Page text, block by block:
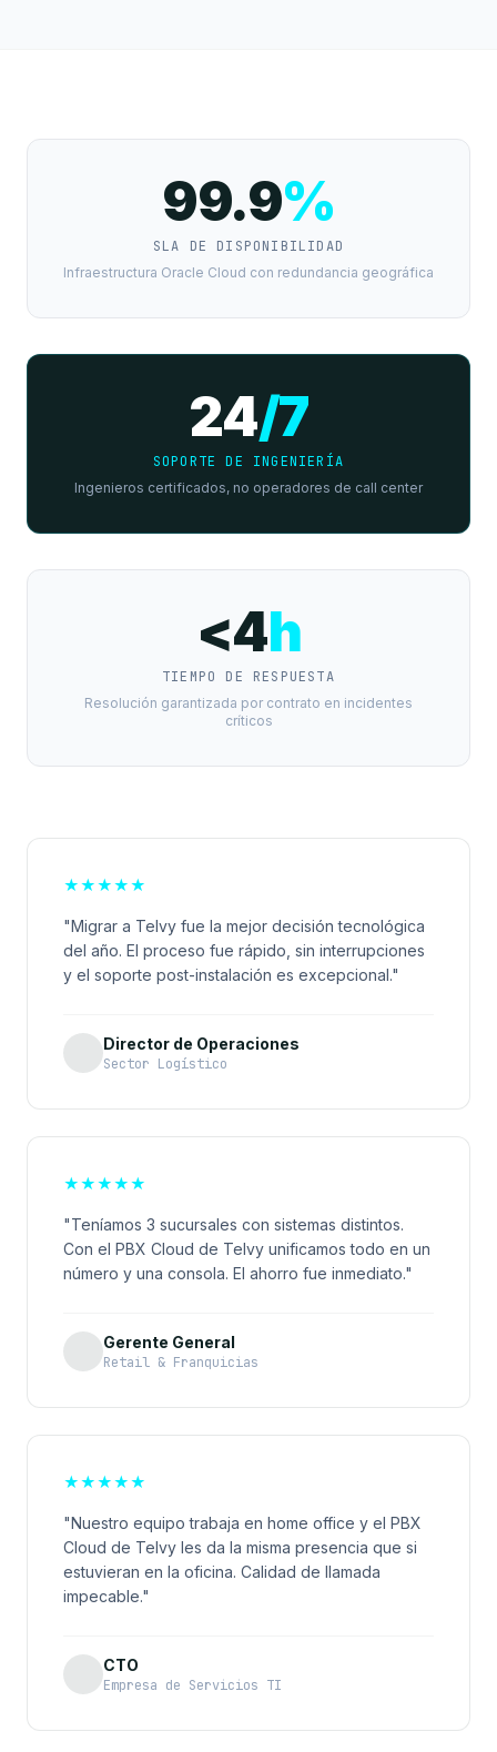
99.9%
SLA DE DISPONIBILIDAD
Infraestructura Oracle Cloud con redundancia geográfica
24/7
SOPORTE DE INGENIERÍA
Ingenieros certificados, no operadores de call center
<4h
TIEMPO DE RESPUESTA
Resolución garantizada por contrato en incidentes
críticos
★★★★★
"Migrar a Telvy fue la mejor decisión tecnológica
del año. El proceso fue rápido, sin interrupciones
y el soporte post-instalación es excepcional."
Director de Operaciones
Sector Logístico
★★★★★
"Teníamos 3 sucursales con sistemas distintos.
Con el PBX Cloud de Telvy unificamos todo en un
número y una consola. El ahorro fue inmediato."
Gerente General
Retail & Franquicias
★★★★★
"Nuestro equipo trabaja en home office y el PBX
Cloud de Telvy les da la misma presencia que si
estuvieran en la oficina. Calidad de llamada
impecable."
CTO
Empresa de Servicios TI